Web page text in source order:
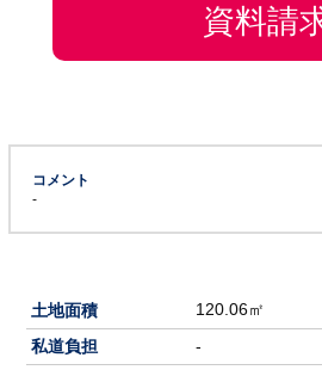
資料請
コメント
-
土地面積
120.06㎡
私道負担
-